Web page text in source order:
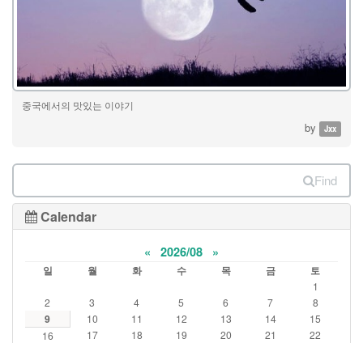
중국에서의 맛있는 이야기
by Jxx
Find
Calendar
« 2026/08 »
일 월 화 수 목 금 토
1
2
3 4 5 6 7 8
9 10 11 12 13 14
15
16
17 18 19 20 21
22